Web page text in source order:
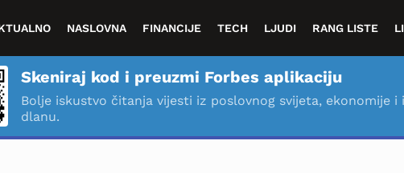
NASLOVNA FINANCIJE TECH LJUDI RANG LISTE
Skeniraj kod i preuzmi Forbes aplikaciju
Bolje iskustvo čitanja vijesti iz poslovnog svijeta, ekonomije
dlanu.